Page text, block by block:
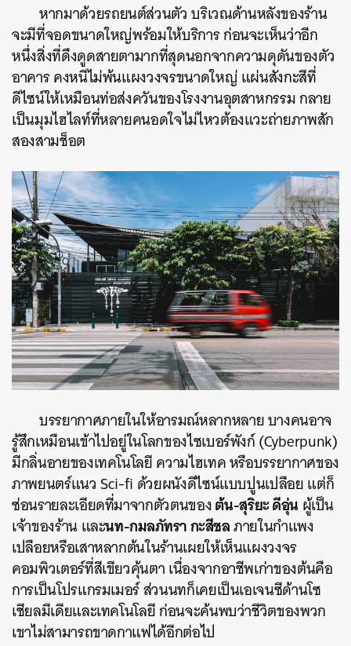
หากมาด้วยรถยนต์ส่วนตัว บริเวณด้านหลังของร้าน
จะมีที่จอดขนาดใหญ่พร้อมให้บริการ ก่อนจะเห็นว่าอีก
หนึ่งสิ่งที่ดึงดูดสายตามากที่สุดนอกจากความดุดันของตัว
อาคาร คงหนีไม่พ้นแผงวงจรขนาดใหญ่ แผ่นสังกะสีที่
ดีไซน์ให้เหมือนท่อส่งควันของโรงงานอุตสาหกรรม กลาย
เป็นมุมไฮไลท์ที่หลายคนอดใจไม่ไหวต้องแวะถ่ายภาพสัก
สองสามช็อต
บรรยากาศภายในให้อารมณ์หลากหลาย บางคนอาจ
รู้สึกเหมือนเข้าไปอยู่ในโลกของไซเบอร์พังก์ (Cyberpunk)
มีกลิ่นอายของเทคโนโลยี ความไฮเทค หรือบรรยากาศของ
ภาพยนตร์แนว Sci-fi ด้วยผนังดีไซน์แบบปูนเปลือย แต่ก็
ซ่อนรายละเอียดที่มาจากตัวตนของต้น-สุริยะ ดีอุ่นผู้เป็น
เจ้าของร้าน และนท-กมลภัทรา กะสีชลภายในกำแพง
เปลือยหรือเสาหลากต้นในร้านเผยให้เห็นแผงวงจร
คอมพิวเตอร์ที่สีเขียวคุ้นตา เนื่องจากอาชีพเก่าของต้นคือ
การเป็นโปรแกรมเมอร์ ส่วนนทก็เคยเป็นเอเจนซีด้านโซ
เชียลมีเดียและเทคโนโลยี ก่อนจะค้นพบว่าชีวิตของพวก
เขาไม่สามารถขาดกาแฟได้อีกต่อไป